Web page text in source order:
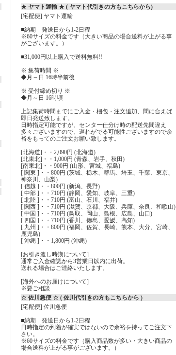
★ ヤマト運輸 ★ ( ヤマト代引きの方もこちらから)
[宅配便] ヤマト運輸
■納期 発送日から1-2日程
※60サイズの料金です（大きい商品の場合送料が上がる事
がございます。）
■31,000円以上購入で送料無料!!
※ 集荷時間 ※
◆月～日 16時半前後
※ 受付締め切り ※
◆月～日 16時頃
上記集荷時間までにご入金・梱包・注文追加、間に合えば
即日発送致します。
日時指定可能ですが、センター仕分け時の配送先間違え
多々ございますので、遅れがでる可能性ございますので余
裕をもってのご注文お願い致します。
[北海道]・・2,090円 (北海道)
[北東北]・・1,000円 (青森、岩手、秋田)
[南東北]・・900円 (山形、宮城、福島)
[ 関東 ]・・800円 (茨城、栃木、群馬、埼玉、千葉、東京、
神奈川、山梨)
[ 信越 ]・・800円 (新潟、長野)
[ 中部 ]・・710円 (静岡、愛知、岐阜、三重)
[ 北陸 ]・・710円 (富山、石川、福井)
[ 関西 ]・・710円 (滋賀、京都、大阪、兵庫、奈良、和歌山)
[ 中国 ]・・710円 (鳥取、岡山、島根、広島、山口)
[ 四国 ]・・710円 (香川、徳島、愛媛、高知)
[ 九州 ]・・800円 (福岡、佐賀、長崎、熊本、大分、宮崎、
鹿児島)
[ 沖縄 ]・・1,800円 (沖縄)
[お引き渡し時期について]
通常ご入金確認から3営業日以内に出荷。
送れる場合はご連絡いたします。
[海外へのお届けについて]
※要ご相談
☆ 佐川急便 ☆ ( 佐川代引きの方もこちらから )
[宅配便] 佐川急便
■納期 発送日から1-2日程
日時指定の到着が確実ではないので余裕を持ってご注文下
さい。
※60サイズの料金です（購入商品数が多い・大きい商品の
場合送料が上がる事がございます。）